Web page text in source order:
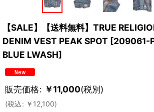
【SALE】【送料無料】TRUE
DENIM VEST PEAK SPOT [209061-
BLUE LWASH]
販売価格: ￥11,000(税別)
(税込: ￥ 12,100)